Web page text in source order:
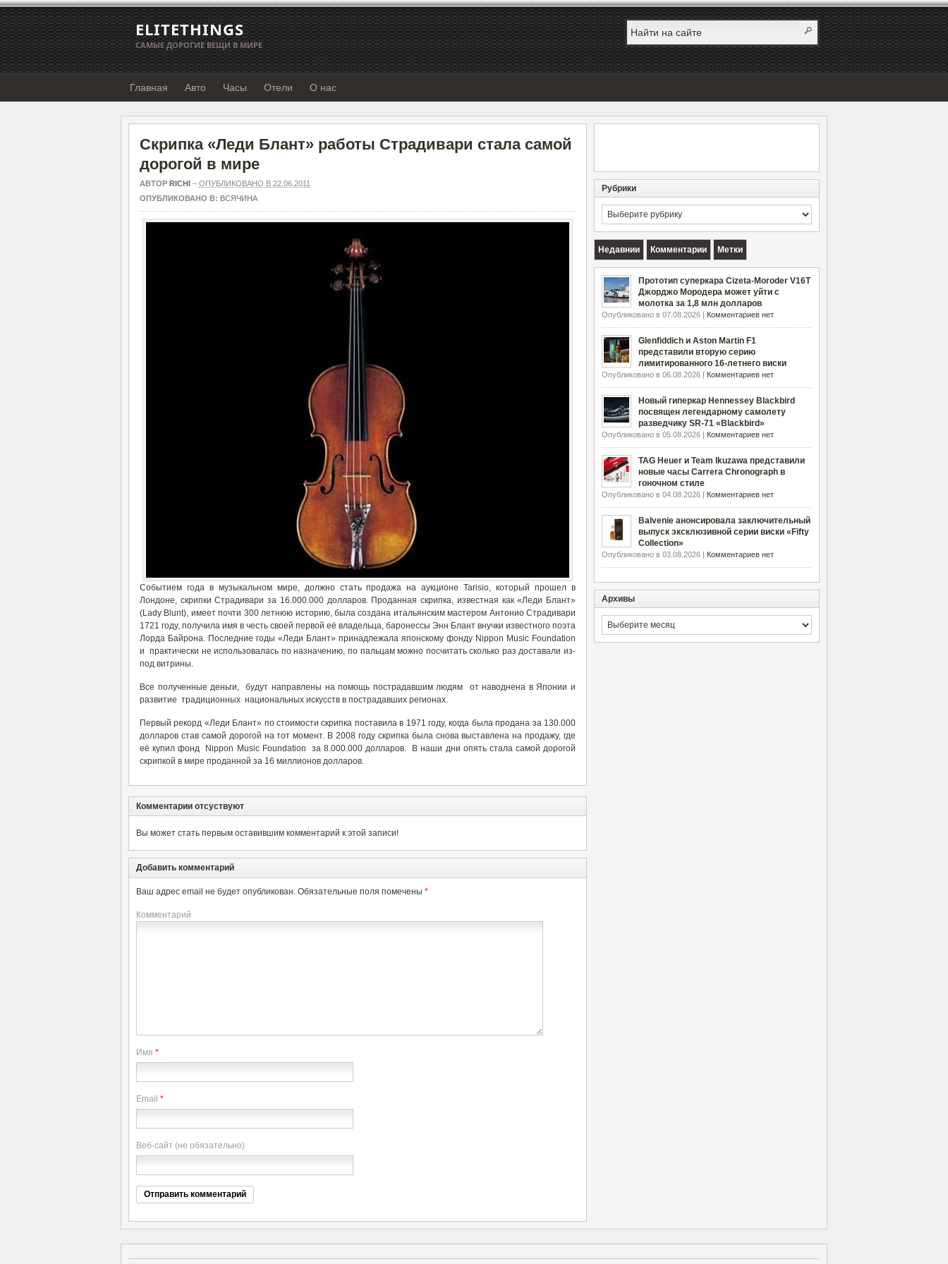
ELITETHINGS
САМЫЕ ДОРОГИЕ ВЕЩИ В МИРЕ
Главная Авто Часы Отели О нас
Скрипка «Леди Блант» работы Страдивари стала самой
дорогой в мире
АВТОР RICHI – ОПУБЛИКОВАНО В 22.06.2011
ОПУБЛИКОВАНО В: ВСЯЧИНА
Событием года в музыкальном мире, должно стать продажа на аукционе Tarisio, который прошел в
Лондоне, скрипки Страдивари за 16.000.000 долларов. Проданная скрипка, известная как «Леди Блант»
(Lady Blunt), имеет почти 300 летнюю историю, была создана итальянским мастером Антонио Страдивари
1721 году, получила имя в честь своей первой её владельца, баронессы Энн Блант внучки известного поэта
Лорда Байрона. Последние годы «Леди Блант» принадлежала японскому фонду Nippon Music Foundation
и практически не использовалась по назначению, по пальцам можно посчитать сколько раз доставали из-
под витрины.
Все полученные деньги, будут направлены на помощь пострадавшим людям от наводнена в Японии и
развитие традиционных национальных искусств в пострадавших регионах.
Первый рекорд «Леди Блант» по стоимости скрипка поставила в 1971 году, когда была продана за 130.000
долларов став самой дорогой на тот момент. В 2008 году скрипка была снова выставлена на продажу, где
её купил фонд Nippon Music Foundation за 8.000.000 долларов. В наши дни опять стала самой дорогой
скрипкой в мире проданной за 16 миллионов долларов.
Комментарии отсуствуют
Вы может стать первым оставившим комментарий к этой записи!
Добавить комментарий
Ваш адрес email не будет опубликован. Обязательные поля помечены *
Комментарий
Имя *
Email *
Веб-сайт (не обязательно)
Рубрики
Рубрики
Недавнии Комментарии Метки
Прототип суперкара Cizeta-Moroder V16T
Джорджо Мородера может уйти с
молотка за 1,8 млн долларов
Опубликовано в 07.08.2026 | Комментариев нет
Glenfiddich и Aston Martin F1
представили вторую серию
лимитированного 16-летнего виски
Опубликовано в 06.08.2026 | Комментариев нет
Новый гиперкар Hennessey Blackbird
посвящен легендарному самолету
разведчику SR-71 «Blackbird»
Опубликовано в 05.08.2026 | Комментариев нет
TAG Heuer и Team Ikuzawa представили
новые часы Carrera Chronograph в
гоночном стиле
Опубликовано в 04.08.2026 | Комментариев нет
Balvenie анонсировала заключительный
выпуск эксклюзивной серии виски «Fifty
Collection»
Опубликовано в 03.08.2026 | Комментариев нет
Архивы
Архивы